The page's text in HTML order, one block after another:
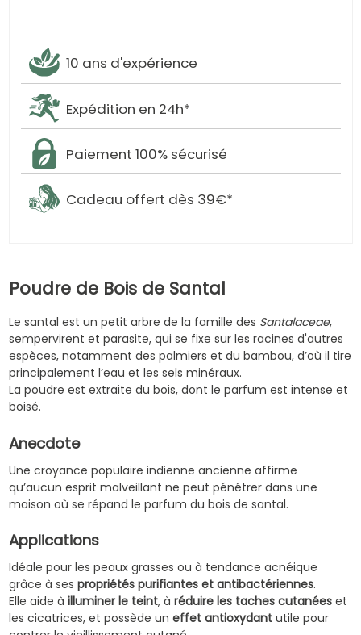
10 ans d'expérience
Expédition en 24h*
Paiement 100% sécurisé
Cadeau offert dès 39€*
Poudre de Bois de Santal
Le santal est un petit arbre de la famille des Santalaceae,
sempervirent et parasite, qui se fixe sur les racines d'autres
espèces, notamment des palmiers et du bambou, d’où il tire
principalement l’eau et les sels minéraux.
La poudre est extraite du bois, dont le parfum est intense et
boisé.
Anecdote
Une croyance populaire indienne ancienne affirme
qu’aucun esprit malveillant ne peut pénétrer dans une
maison où se répand le parfum du bois de santal.
Applications
Idéale pour les peaux grasses ou à tendance acnéique
grâce à ses propriétés purifiantes et antibactériennes.
Elle aide à illuminer le teint, à réduire les taches cutanéeset
les cicatrices, et possède un effet antioxydantutile pour